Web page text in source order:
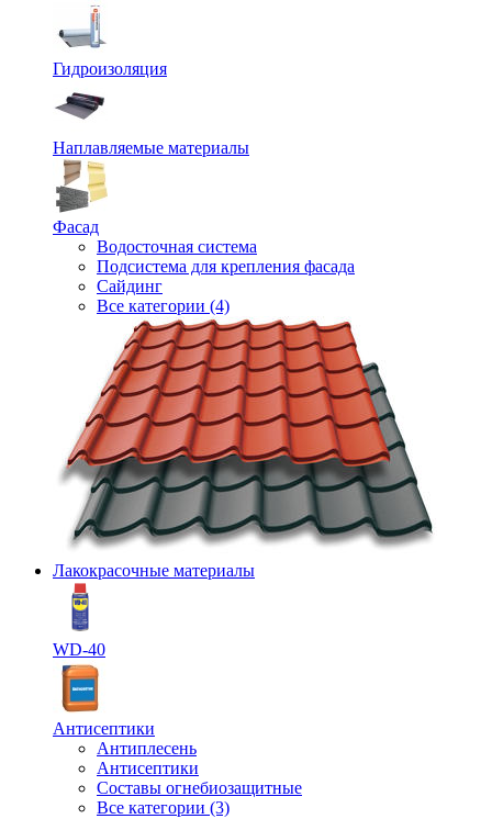
Гидроизоляция
Наплавляемые материалы
Фасад
Водосточная система
Подсистема для крепления фасада
Сайдинг
Все категории (4)
Лакокрасочные материалы
WD-40
Антисептики
Антиплесень
Антисептики
Составы огнебиозащитные
Все категории (3)